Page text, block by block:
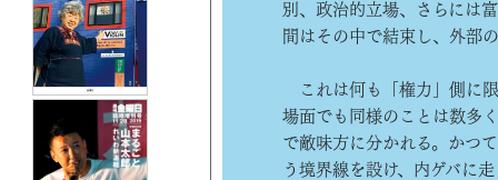
別、政治的立場、さらには
間はその中で結束し、外部
これは何も「権力」側に
場面でも同様のことは数多
で敵味方に分かれる。かつ
う境界線を設け、内ゲバに